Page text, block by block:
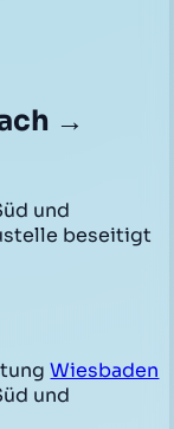
→
und
beseitigt
Wiesbaden
und